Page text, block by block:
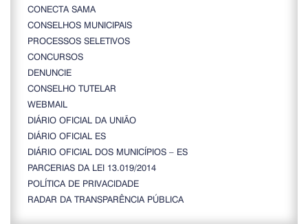
CONECTA SAMA
CONSELHOS MUNICIPAIS
PROCESSOS SELETIVOS
CONCURSOS
DENUNCIE
CONSELHO TUTELAR
WEBMAIL
DIÁRIO OFICIAL DA UNIÃO
DIÁRIO OFICIAL ES
DIÁRIO OFICIAL DOS MUNICÍPIOS – ES
PARCERIAS DA LEI 13.019/2014
POLÍTICA DE PRIVACIDADE
RADAR DA TRANSPARÊNCIA PÚBLICA